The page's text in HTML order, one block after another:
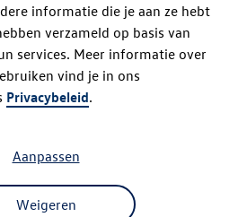
informatie die je aan ze hebt
verzameld op basis van
services. Meer informatie over
vind je in ons
Privacybeleid.
Weigeren
Aanpassen
Oops!
wrong. Please try